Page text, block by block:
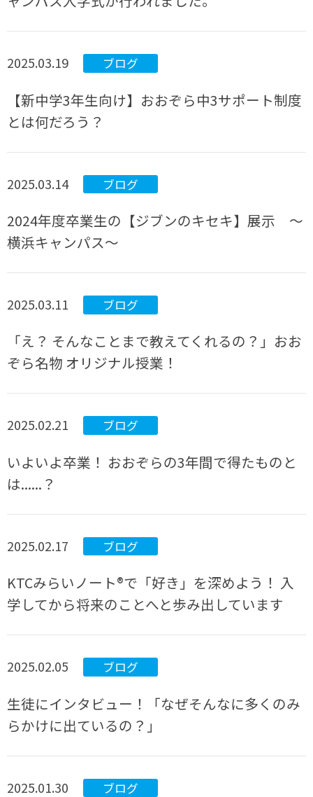
2025.03.19 ブログ
【新中学3年生向け】おおぞら中3サポート制度
とは何だろう？
2025.03.14 ブログ
2024年度卒業生の【ジブンのキセキ】展示 ～
横浜キャンパス～
2025.03.11 ブログ
「え？ そんなことまで教えてくれるの？」おお
ぞら名物 オリジナル授業！
2025.02.21 ブログ
いよいよ卒業！ おおぞらの3年間で得たものと
は......？
2025.02.17 ブログ
KTCみらいノート®で「好き」を深めよう！ 入
学してから将来のことへと歩み出しています
2025.02.05 ブログ
生徒にインタビュー！「なぜそんなに多くのみ
らかけに出ているの？」
2025.01.30 ブログ